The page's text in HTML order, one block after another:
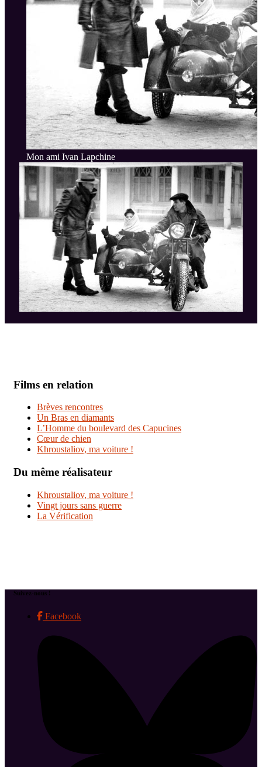
Mon ami Ivan Lapchine
Films en relation
Brèves rencontres
Un Bras en diamants
L’Homme du boulevard des Capucines
Cœur de chien
Khroustaliov, ma voiture !
Du même réalisateur
Khroustaliov, ma voiture !
Vingt jours sans guerre
La Vérification
Suivez-nous !
Facebook